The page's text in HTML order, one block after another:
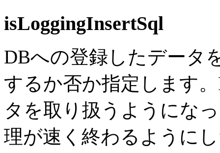
isLoggingInsertSql
DBへの登録したデータ
するか否か指定します。
タを取り扱うようにな
理が速く終わるように